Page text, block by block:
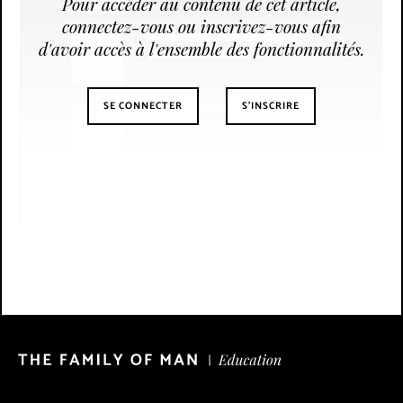
© CNA/Romain Girtgen, 2021
connectez-vous ou inscrivez-vous afin
d'avoir accès à l'ensemble des fonctionnalités.
SE CONNECTER S’INSCRIRE